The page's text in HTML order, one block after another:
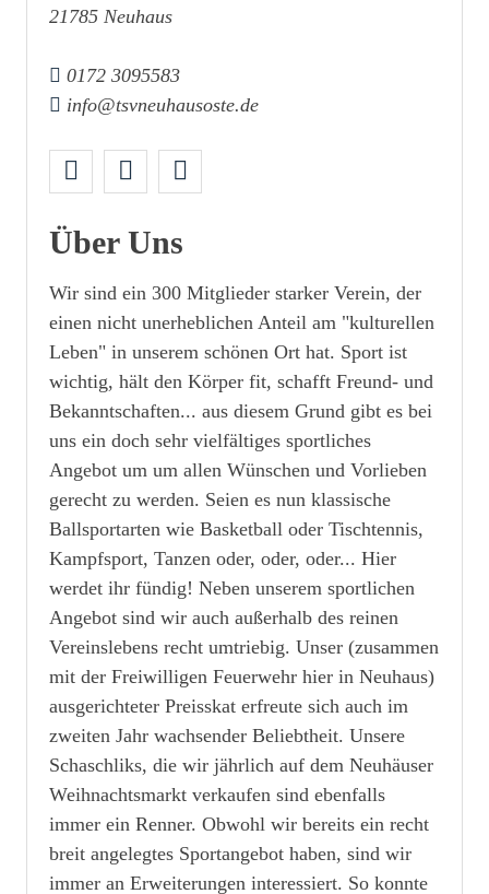
21785 Neuhaus
0172 3095583
info@tsvneuhausoste.de
Über Uns
Wir sind ein 300 Mitglieder starker Verein, der
einen nicht unerheblichen Anteil am "kulturellen
Leben" in unserem schönen Ort hat. Sport ist
wichtig, hält den Körper fit, schafft Freund- und
Bekanntschaften... aus diesem Grund gibt es bei
uns ein doch sehr vielfältiges sportliches
Angebot um um allen Wünschen und Vorlieben
gerecht zu werden. Seien es nun klassische
Ballsportarten wie Basketball oder Tischtennis,
Kampfsport, Tanzen oder, oder, oder... Hier
werdet ihr fündig! Neben unserem sportlichen
Angebot sind wir auch außerhalb des reinen
Vereinslebens recht umtriebig. Unser (zusammen
mit der Freiwilligen Feuerwehr hier in Neuhaus)
ausgerichteter Preisskat erfreute sich auch im
zweiten Jahr wachsender Beliebtheit. Unsere
Schaschliks, die wir jährlich auf dem Neuhäuser
Weihnachtsmarkt verkaufen sind ebenfalls
immer ein Renner. Obwohl wir bereits ein recht
breit angelegtes Sportangebot haben, sind wir
immer an Erweiterungen interessiert. So konnte